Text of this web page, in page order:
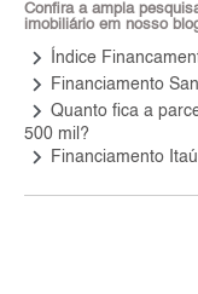
Confira a ampla
imobiliário em nosso
keyboard_arrow_right Índice
keyboard_arrow_right Financiamento
keyboard_arrow_right Quanto fica a
500 mil?
keyboard_arrow_right Financiamento Itaú